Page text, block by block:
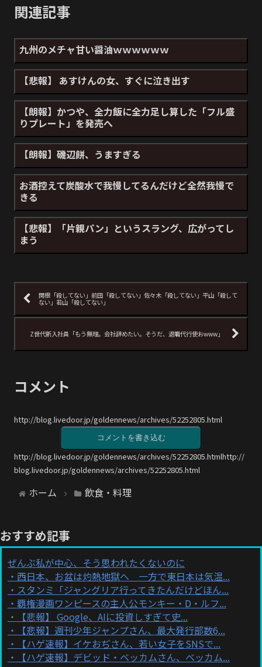
関連記事
九州のメチャ甘い醤油ｗｗｗｗｗｗ
【悲報】 あすけんの女、すぐに泣き出す
【朗報】かつや、全力飯に全力足し算した「フル盛
りプレート」を発売へ
【朗報】磯辺餅、うますぎる
お酒控えて炭酸水で我慢してるんだけど全然我慢で
きる
【悲報】「片親パン」というスラング、広がってし
まう
関根「殺してない」前田「殺してない」佐々木「殺してない」平山「殺して
ない」若山「殺してない」
Z世代新入社員「もう無理。会社辞めたい。そうだ、退職代行使おwww」
コメント
http://blog.livedoor.jp/goldennews/archives/52252805.html
コメントを書き込む
http://blog.livedoor.jp/goldennews/archives/52252805.htmlhttp://
blog.livedoor.jp/goldennews/archives/52252805.html
ホーム 飲食・料理
おすすめ記事
ぜんぶ私が中心、そう思われたくないのに
西日本、お盆は灼熱地獄へ 一方で東日本は気温...
スタンミ「ジャングリア行ってきたんだけどほん...
覇権漫画ワンピースの主人公モンキー・D・ルフ...
【悲報】 Google、AIに投資しすぎて史...
【悲報】週刊少年ジャンプさん、最大発行部数6...
【ハゲ速報】イケおぢさん、若い女子をSNSで...
【ハゲ速報】デビッド・ベッカムさん、ベッカム...